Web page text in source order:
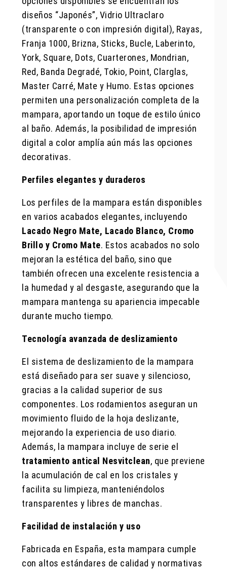
diseños “Japonés”, Vidrio Ultraclaro
(transparente o con impresión digital), Rayas,
Franja 1000, Brizna, Sticks, Bucle, Laberinto,
York, Square, Dots, Cuarterones, Mondrian,
Red, Banda Degradé, Tokio, Point, Clarglas,
Master Carré, Mate y Humo. Estas opciones
permiten una personalización completa de la
mampara, aportando un toque de estilo único
al baño. Además, la posibilidad de impresión
digital a color amplía aún más las opciones
decorativas.
Perfiles elegantes y duraderos
Los perfiles de la mampara están disponibles
en varios acabados elegantes, incluyendo
Lacado Negro Mate, Lacado Blanco, Cromo
Brillo y Cromo Mate. Estos acabados no solo
mejoran la estética del baño, sino que
también ofrecen una excelente resistencia a
la humedad y al desgaste, asegurando que la
mampara mantenga su apariencia impecable
durante mucho tiempo.
Tecnología avanzada de deslizamiento
El sistema de deslizamiento de la mampara
está diseñado para ser suave y silencioso,
gracias a la calidad superior de sus
componentes. Los rodamientos aseguran un
movimiento fluido de la hoja deslizante,
mejorando la experiencia de uso diario.
Además, la mampara incluye de serie el
tratamiento antical Nesvitclean, que previene
la acumulación de cal en los cristales y
facilita su limpieza, manteniéndolos
transparentes y libres de manchas.
Facilidad de instalación y uso
Fabricada en España, esta mampara cumple
con altos estándares de calidad y normativas